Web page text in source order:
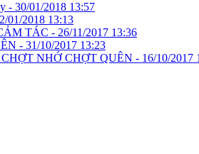
- 30/01/2018 13:57
01/2018 13:13
TÁC - 26/11/2017 13:36
- 31/10/2017 13:23
NHỚ CHỢT QUÊN - 16/10/2017